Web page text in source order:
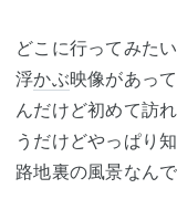
どこに行ってみた
浮かぶ映像があっ
んだけど初めて訪
うだけどやっぱり
路地裏の風景なんで